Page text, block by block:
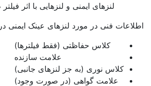
لنزهای ایمنی و لنزهایی با اثر فیلتر
فنی در مورد لنزهای عینک ایمنی در
کلاس حفاظتی (فقط فیلترها)
علامت سازنده
کلاس نوری (به جز لنزهای جانبی)
علامت گواهی (در صورت وجود)